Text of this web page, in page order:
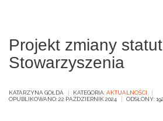
Projekt zmiany
Stowarzyszenia
KATARZYNA GOŁDA KATEGORIA:AKTUALNOŚCI
OPUBLIKOWANO: 22 PAŹDZIERNIK 2024
ODSŁONY: